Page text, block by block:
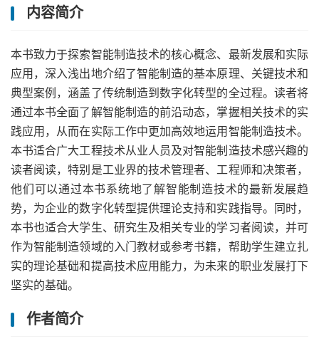
内容简介
本书致力于探索智能制造技术的核心概念、最新发展和实际
应用，深入浅出地介绍了智能制造的基本原理、关键技术和
典型案例，涵盖了传统制造到数字化转型的全过程。读者将
通过本书全面了解智能制造的前沿动态，掌握相关技术的实
践应用，从而在实际工作中更加高效地运用智能制造技术。
本书适合广大工程技术从业人员及对智能制造技术感兴趣的
读者阅读，特别是工业界的技术管理者、工程师和决策者，
他们可以通过本书系统地了解智能制造技术的最新发展趋
势，为企业的数字化转型提供理论支持和实践指导。同时，
本书也适合大学生、研究生及相关专业的学习者阅读，并可
作为智能制造领域的入门教材或参考书籍，帮助学生建立扎
实的理论基础和提高技术应用能力，为未来的职业发展打下
坚实的基础。
作者简介